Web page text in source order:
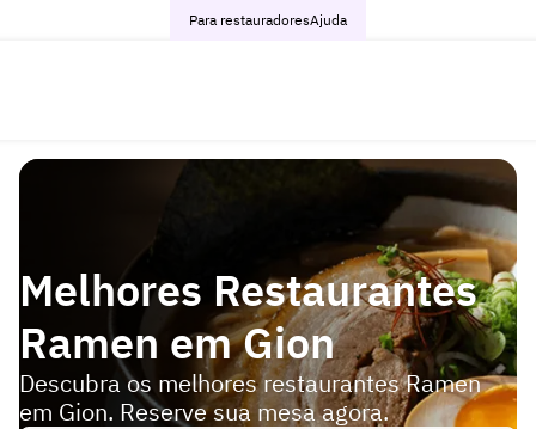
Para restauradoresAjuda
Melhores Restaurantes
Ramen em Gion
Descubra os melhores restaurantes Ramen
em Gion. Reserve sua mesa agora.